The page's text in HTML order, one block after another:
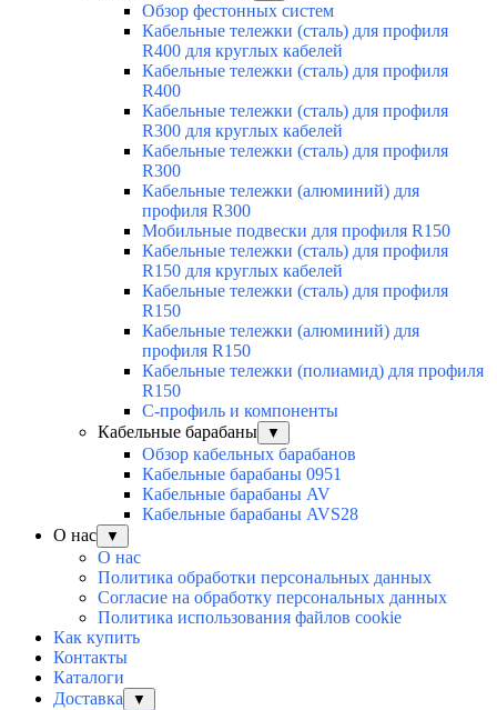
Обзор фестонных систем
Кабельные тележки (сталь) для профиля
R400 для круглых кабелей
Кабельные тележки (сталь) для профиля
R400
Кабельные тележки (сталь) для профиля
R300 для круглых кабелей
Кабельные тележки (сталь) для профиля
R300
Кабельные тележки (алюминий) для
профиля R300
Мобильные подвески для профиля R150
Кабельные тележки (сталь) для профиля
R150 для круглых кабелей
Кабельные тележки (сталь) для профиля
R150
Кабельные тележки (алюминий) для
профиля R150
Кабельные тележки (полиамид) для профиля
R150
С-профиль и компоненты
Кабельные барабаны
▼
Обзор кабельных барабанов
Кабельные барабаны 0951
Кабельные барабаны AV
Кабельные барабаны AVS28
О нас
▼
О нас
Политика обработки персональных данных
Согласие на обработку персональных данных
Политика использования файлов cookie
Как купить
Контакты
Каталоги
Доставка
▼